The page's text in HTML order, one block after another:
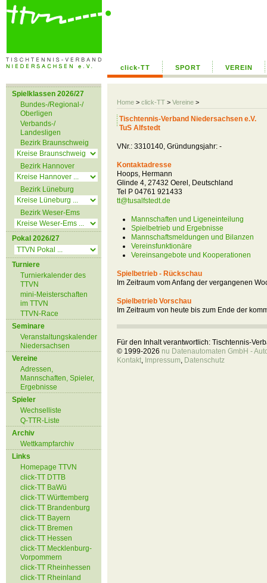
click-TT SPORT VEREIN
Home > click-TT > Vereine >
Spielklassen 2026/27
Bundes-/Regional-/
Oberligen
Verbands-/
Landesligen
Bezirk Braunschweig
Bezirk Hannover
Bezirk Lüneburg
Bezirk Weser-Ems
Pokal 2026/27
Turniere
Turnierkalender des
TTVN
mini-Meisterschaften
im TTVN
TTVN-Race
Seminare
Veranstaltungskalender
Niedersachsen
Vereine
Adressen,
Mannschaften, Spieler,
Ergebnisse
Spieler
Wechselliste
Q-TTR-Liste
Archiv
Wettkampfarchiv
Links
Homepage TTVN
click-TT DTTB
click-TT BaWü
click-TT Württemberg
click-TT Brandenburg
click-TT Bayern
click-TT Bremen
click-TT Hessen
click-TT Mecklenburg-
Vorpommern
click-TT Rheinhessen
click-TT Rheinland
Tischtennis-Verband Niedersachsen e.V.
TuS Alfstedt
VNr.: 3310140, Gründungsjahr: -
Kontaktadresse
Hoops, Hermann
Glinde 4, 27432 Oerel, Deutschland
Tel P 04761 921433
tt@tusalfstedt.de
Mannschaften und Ligeneinteilung
Spielbetrieb und Ergebnisse
Mannschaftsmeldungen und Bilanzen
Vereinsfunktionäre
Vereinsangebote und Kooperationen
Spielbetrieb - Rückschau
Im Zeitraum vom Anfang der vergangenen
Spielbetrieb Vorschau
Im Zeitraum von heute bis zum Ende der
Für den Inhalt verantwortlich: Tischtennis-
© 1999-2026 nu Datenautomaten GmbH -
Kontakt, Impressum, Datenschutz